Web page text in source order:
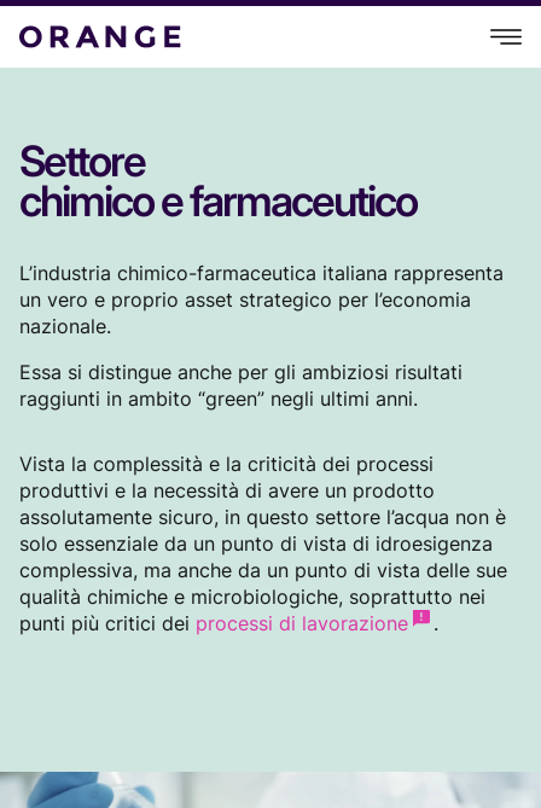
Settore
chimico e farmaceutico
L’industria chimico-farmaceutica italiana rappresenta
un vero e proprio asset strategico per l’economia
nazionale.
Essa si distingue anche per gli ambiziosi risultati
raggiunti in ambito “green” negli ultimi anni.
Vista la complessità e la criticità dei processi
produttivi e la necessità di avere un prodotto
assolutamente sicuro, in questo settore l’acqua non è
solo essenziale da un punto di vista di idroesigenza
complessiva, ma anche da un punto di vista delle sue
qualità chimiche e microbiologiche, soprattutto nei
punti più critici dei processi di lavorazione .